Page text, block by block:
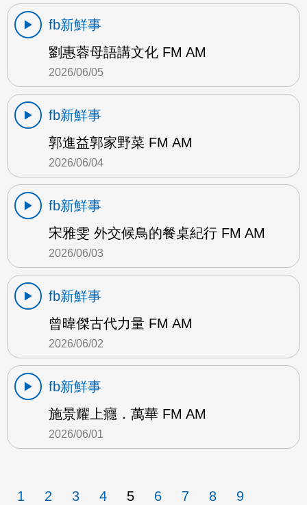
fb新鮮事
劉惠蓉母語講文化 FM AM
2026/06/05
fb新鮮事
郭進益郭家野菜 FM AM
2026/06/04
fb新鮮事
宋雅雯 外交候鳥的餐桌紀行 FM AM
2026/06/03
fb新鮮事
曾暐傑古代力量 FM AM
2026/06/02
fb新鮮事
施景耀上癮．萬華 FM AM
2026/06/01
1 2 3 4 5 6 7 8 9